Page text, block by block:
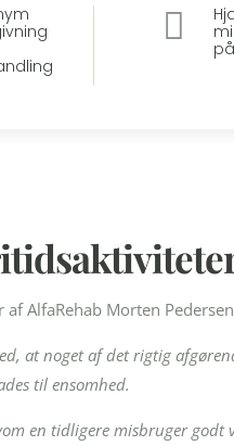

af AlfaRehab Morten
at noget af det rigtig
til ensomhed.
en tidligere misbruger